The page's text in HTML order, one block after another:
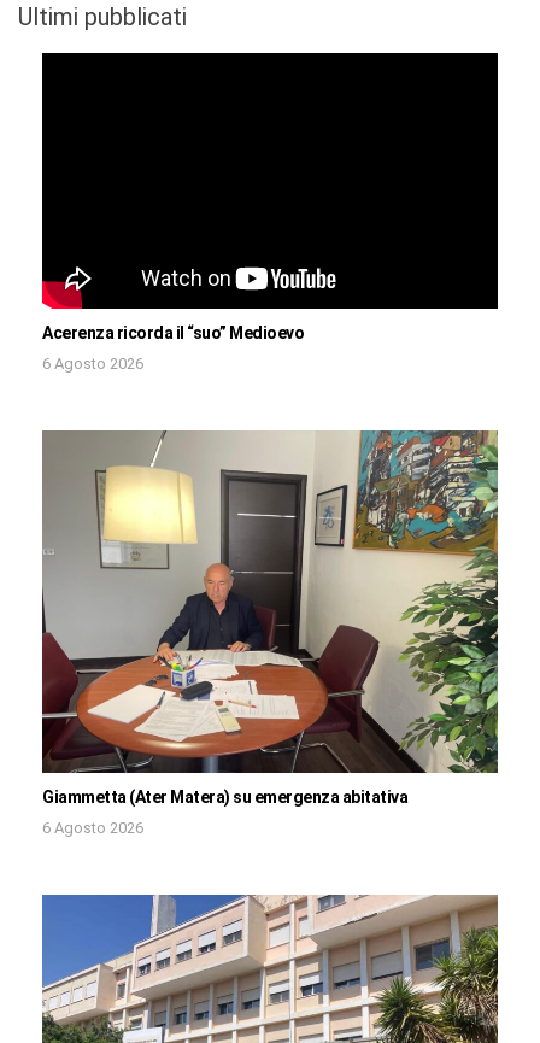
Ultimi pubblicati
Acerenza ricorda il “suo” Medioevo
6 Agosto 2026
Giammetta (Ater Matera) su emergenza abitativa
6 Agosto 2026